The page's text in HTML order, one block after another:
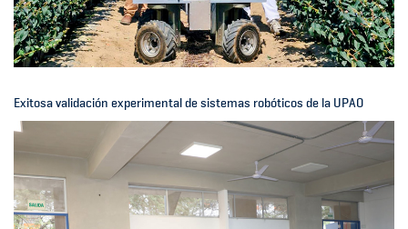
Exitosa validación experimental de sistemas robóticos de la UPAO